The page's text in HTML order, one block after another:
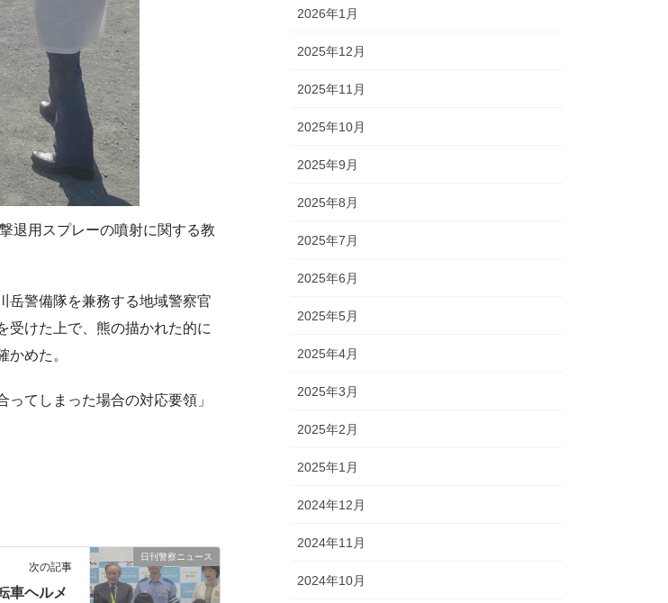
退用スプレーの噴射に関する教
岳警備隊を兼務する地域警察官
受けた上で、熊の描かれた的に
めた。
てしまった場合の対応要領」
日刊警察ニュース
次の記事
車ヘルメ
2026年1月
2025年12月
2025年11月
2025年10月
2025年9月
2025年8月
2025年7月
2025年6月
2025年5月
2025年4月
2025年3月
2025年2月
2025年1月
2024年12月
2024年11月
2024年10月